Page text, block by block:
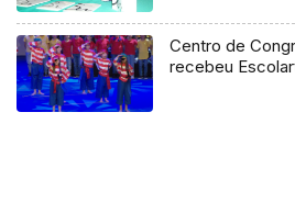
Centro de
recebeu